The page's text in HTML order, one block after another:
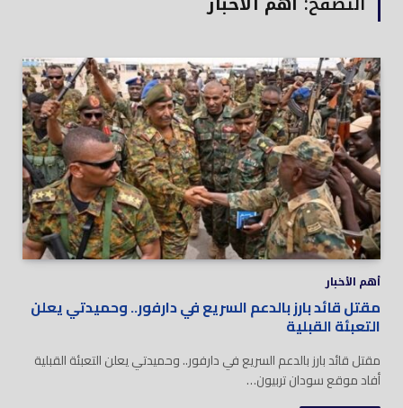
أهم الأخبار
مقتل قائد بارز بالدعم السريع في دارفور.. وحميدتي يعلن
التعبئة القبلية
مقتل قائد بارز بالدعم السريع في دارفور.. وحميدتي يعلن التعبئة القبلية
أفاد موقع سودان تربيون…